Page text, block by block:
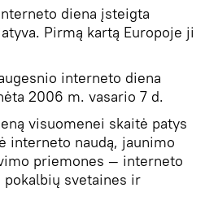
diena įsteigta
Pirmą kartą Europoje ji
interneto diena
2006 m. vasario 7 d.
visuomenei skaitė patys
interneto naudą, jaunimo
priemones — interneto
svetaines ir